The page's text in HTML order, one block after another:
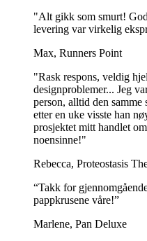
"Alt gikk som smurt!
levering var virkelig
Max, Runners Point
"Rask respons, veldig
designproblemer... Jeg
person, alltid den
etter en uke visste han
prosjektet mitt handlet
noensinne!"
Rebecca, Proteostasis
“Takk for
pappkrusene våre!”
Marlene, Pan Deluxe